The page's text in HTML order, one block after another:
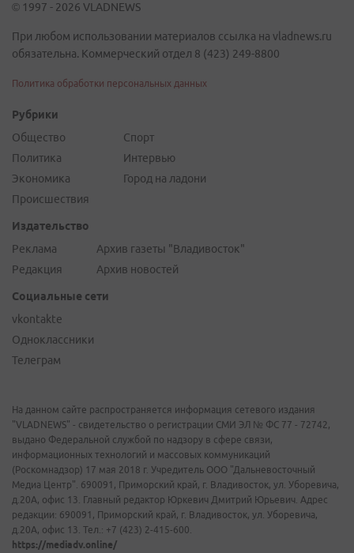
© 1997 - 2026 VLADNEWS
При любом использовании материалов ссылка на vladnews.ru
обязательна. Коммерческий отдел 8 (423) 249-8800
Политика обработки персональных данных
Рубрики
Общество
Политика
Экономика
Происшествия
Спорт
Интервью
Город на ладони
Издательство
Реклама
Редакция
Архив газеты "Владивосток"
Архив новостей
Социальные сети
vkontakte
Одноклассники
Телеграм
На данном сайте распространяется информация сетевого издания
"VLADNEWS" - свидетельство о регистрации СМИ ЭЛ № ФС 77 - 72742,
выдано Федеральной службой по надзору в сфере связи,
информационных технологий и массовых коммуникаций
(Роскомнадзор) 17 мая 2018 г. Учредитель ООО "Дальневосточный
Медиа Центр". 690091, Приморский край, г. Владивосток, ул. Уборевича,
д.20А, офис 13. Главный редактор Юркевич Дмитрий Юрьевич. Адрес
редакции: 690091, Приморский край, г. Владивосток, ул. Уборевича,
д.20А, офис 13. Тел.: +7 (423) 2-415-600.
https://mediadv.online/